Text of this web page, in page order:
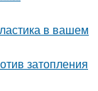
в вашем
затопления